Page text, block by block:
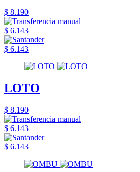
$ 8.190
$ 6.143
$ 6.143
LOTO
$ 8.190
$ 6.143
$ 6.143